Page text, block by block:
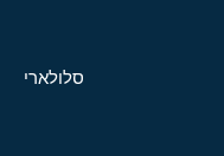
סלולארי